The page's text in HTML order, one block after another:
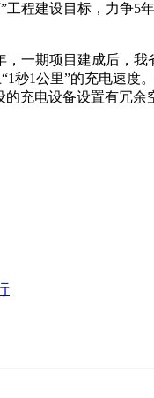
程建设目标，力争5
期项目建成后，我
秒1公里”的充电速
充电设备设置有冗余